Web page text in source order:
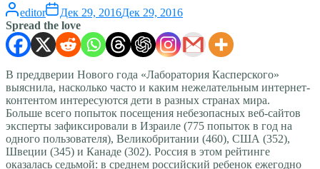
editor Дек 29, 2016Дек 29, 2016
Spread the love
В преддверии Нового года «Лаборатория Касперского»
выяснила, насколько часто и каким нежелательным интернет-
контентом интересуются дети в разных странах мира.
Больше всего попыток посещения небезопасных веб-сайтов
эксперты зафиксировали в Израиле (775 попыток в год на
одного пользователя), Великобритании (460), США (352),
Швеции (345) и Канаде (302). Россия в этом рейтинге
оказалась седьмой: в среднем российский ребенок ежегодно